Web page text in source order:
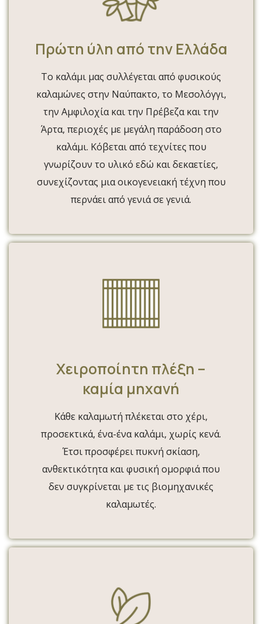
Πρώτη ύλη από την Ελλάδα
Το καλάμι μας συλλέγεται από φυσικούς
καλαμώνες στην Ναύπακτο, το Μεσολόγγι,
την Αμφιλοχία και την Πρέβεζα και την
Άρτα, περιοχές με μεγάλη παράδοση στο
καλάμι. Κόβεται από τεχνίτες που
γνωρίζουν το υλικό εδώ και δεκαετίες,
συνεχίζοντας μια οικογενειακή τέχνη που
περνάει από γενιά σε γενιά.
Χειροποίητη πλέξη –
καμία μηχανή
Κάθε καλαμωτή πλέκεται στο χέρι,
προσεκτικά, ένα-ένα καλάμι, χωρίς κενά.
Έτσι προσφέρει πυκνή σκίαση,
ανθεκτικότητα και φυσική ομορφιά που
δεν συγκρίνεται με τις βιομηχανικές
καλαμωτές.